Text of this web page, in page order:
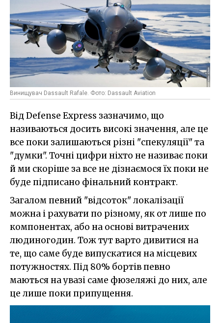
Винищувач Dassault Rafale. Фото: Dassault Aviation
Від Defense Express зазначимо, що
називаються досить високі значення, але це
все поки залишаються різні "спекуляції" та
"думки". Точні цифри ніхто не називає поки
й ми скоріше за все не дізнаємося їх поки не
буде підписано фінальний контракт.
Загалом певний "відсоток" локалізації
можна і рахувати по різному, як от лише по
компонентах, або на основі витрачених
людиногодин. Тож тут варто дивитися на
те, що саме буде випускатися на місцевих
потужностях. Під 80% бортів певно
маються на увазі саме фюзеляжі до них, але
це лише поки припущення.